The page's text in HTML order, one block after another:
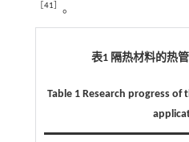
41 。
表1 隔热材料的热
Table 1 Research progress